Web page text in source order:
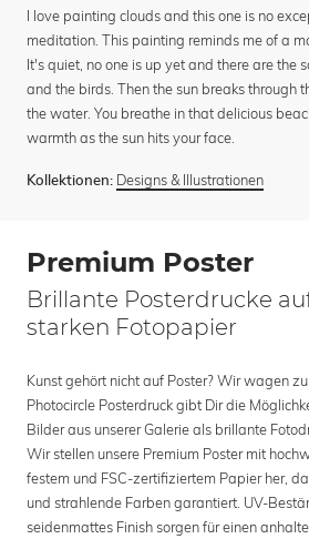
I love painting clouds and this one is no
meditation. This painting reminds me of a
It's quiet, no one is up yet and there are the
and the birds. Then the sun breaks through
the water. You breathe in that delicious
warmth as the sun hits your face.
Kollektionen: Designs & Illustrationen
Premium Poster
Brillante Posterdrucke
starken Fotopapier
Kunst gehört nicht auf Poster? Wir wagen
Photocircle Posterdruck gibt Dir die
Bilder aus unserer Galerie als brillante
Wir stellen unsere Premium Poster mit
festem und FSC-zertifiziertem Papier her,
und strahlende Farben garantiert. UV-
seidenmattes Finish sorgen für einen